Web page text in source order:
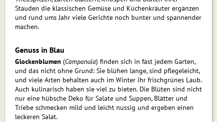
Stauden die klassischen Gemüse und Küchenkräuter ergänzen
und rund ums Jahr viele Gerichte noch bunter und span­nen­der
machen.
Genuss in Blau
Glockenblumen (Campanula) finden sich in fast jedem Garten,
und das nicht ohne Grund: Sie blühen lange, sind pflegeleicht,
und viele Arten behalten auch im Winter ihr frischgrünes Laub.
Auch kulinarisch haben sie viel zu bieten. Die Blüten sind nicht
nur eine hübsche Deko für Salate und Suppen, Blätter und
Triebe schme­cken mild und leicht nussig und ergeben einen
lecke­ren Salat.